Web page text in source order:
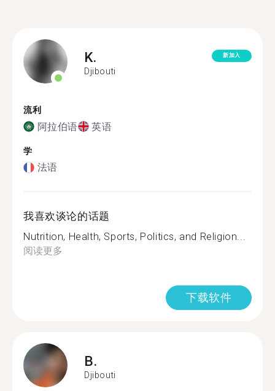
K.
Djibouti
新加入
流利
阿拉伯语 英语
学
法语
我喜欢谈论的话题
Nutrition, Health, Sports, Politics, and Religion...
阅读更多
下载软件
B.
Djibouti